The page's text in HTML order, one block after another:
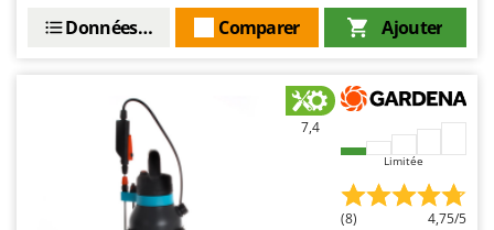
TecnoGen
Tellarini Pompe
Ajouter
Comparer
Données techniques
7,4
Limitée
(8) 4,75/5